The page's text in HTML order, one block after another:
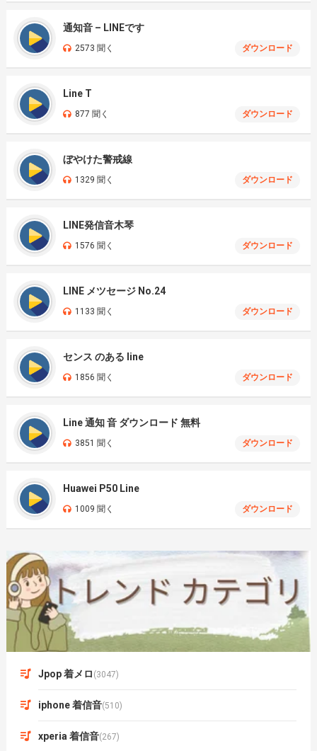
通知音 – LINEです
2573 聞く ダウンロード
Line T
877 聞く ダウンロード
ぼやけた警戒線
1329 聞く ダウンロード
LINE発信音木琴
1576 聞く ダウンロード
LINE メツセージ No.24
1133 聞く ダウンロード
センス のある line
1856 聞く ダウンロード
Line 通知 音 ダウンロード 無料
3851 聞く ダウンロード
Huawei P50 Line
1009 聞く ダウンロード
Jpop 着メロ (3047)
iphone 着信音(510)
xperia 着信音(267)